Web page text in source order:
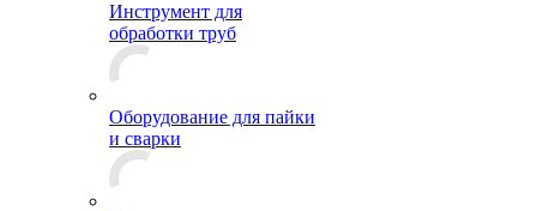
Инструмент для
обработки труб
Оборудование для пайки
и сварки